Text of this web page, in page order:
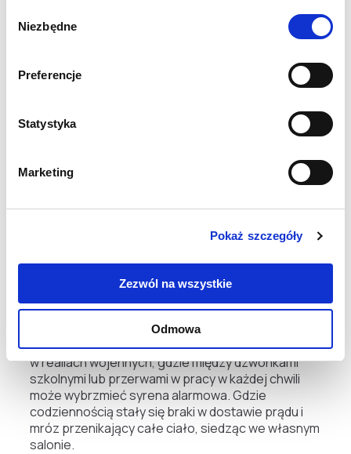
zgody
Niezbędne
Preferencje
Statystyka
Marketing
Pokaż szczegóły
Zezwól na wszystkie
Odmowa
powrót do ukochanego zawodu. Anna Bursa
przyjechała do Polski z Charkowa, tuż po wybuchu
mieszkała w hostelu i pracowała na dwa etaty,
w liceum jako nauczycielka techniki i bardzo chce
Te sześć historii, każda inna i wyjątkowa, to jednak
w Polsce. Wiele głosów jeszcze nie zostało
usłyszanych, warto też pamiętać o osobach, które
dalej mieszkają w Ukrainie i organizują swoje życie
w realiach wojennych, gdzie między dzwonkami
szkolnymi lub przerwami w pracy w każdej chwili
może wybrzmieć syrena alarmowa. Gdzie
codziennością stały się braki w dostawie prądu i
mróz przenikający całe ciało, siedząc we własnym
salonie.